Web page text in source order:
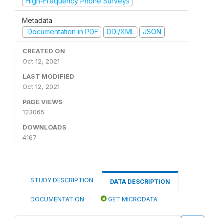
Metadata
Documentation in PDF
DDI/XML JSON
CREATED ON
Oct 12, 2021
LAST MODIFIED
Oct 12, 2021
PAGE VIEWS
123065
DOWNLOADS
4167
STUDY DESCRIPTION DATA DESCRIPTION
DOCUMENTATION GET MICRODATA